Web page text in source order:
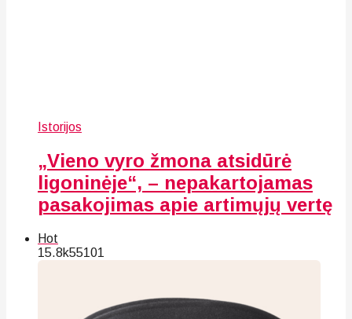
Istorijos
„Vieno vyro žmona atsidūrė
ligoninėje“, – nepakartojamas
pasakojimas apie artimųjų vertę
Hot
15.8k55101